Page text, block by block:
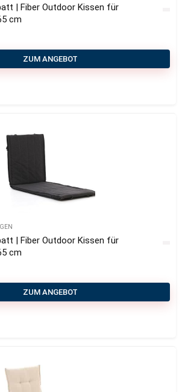
| Fiber Outdoor Kissen für
cm
ZUM ANGEBOT
| Fiber Outdoor Kissen für
cm
ZUM ANGEBOT